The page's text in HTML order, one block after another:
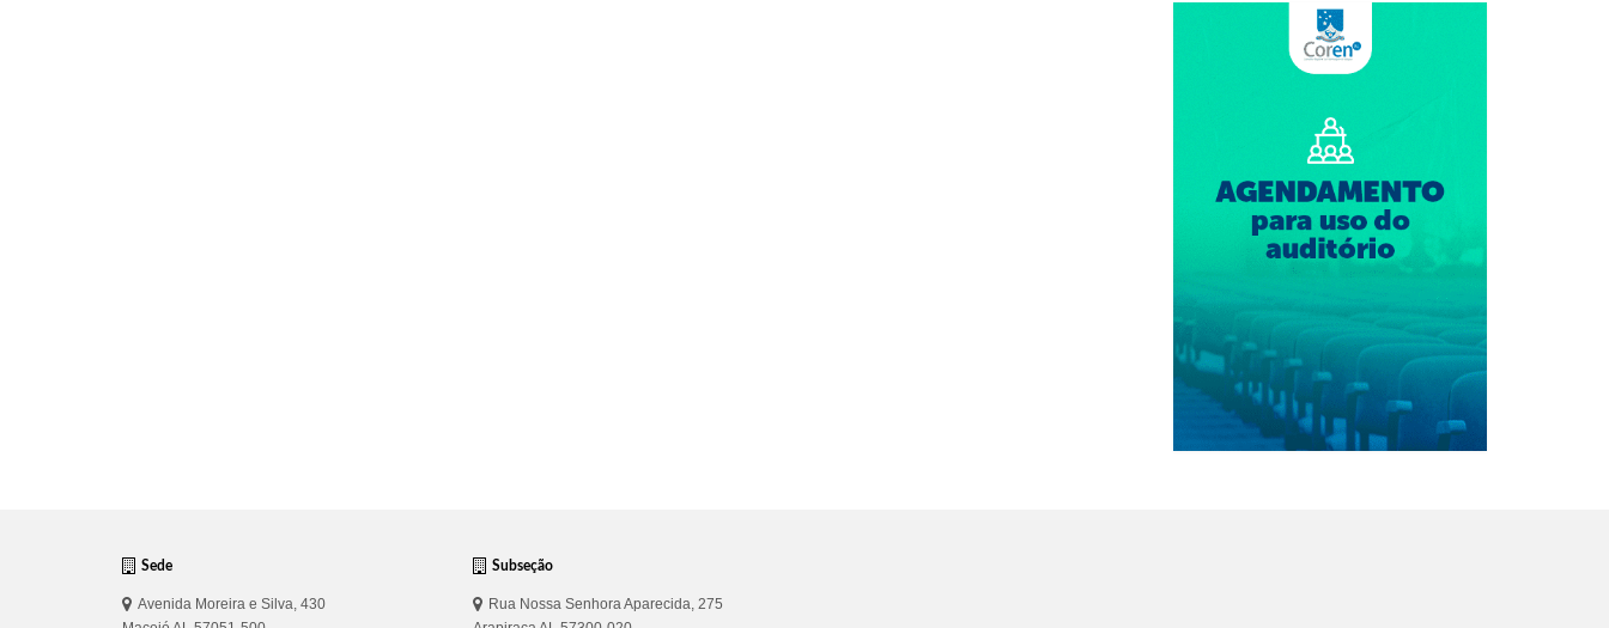
Sede
Avenida Moreira e Silva, 430
Subseção
Rua Nossa Senhora Aparecida, 275